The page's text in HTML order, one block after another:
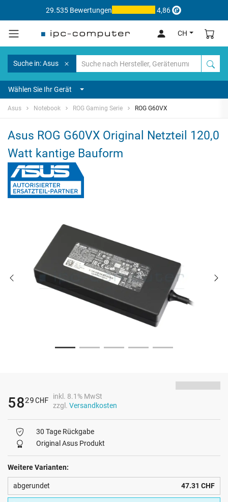
29.535 Bewertungen 4,86
CH
Suche in: Asus
Wählen Sie Ihr Gerät
Asus Notebook ROG Gaming Serie ROG G60VX
Asus ROG G60VX Original Netzteil 120,0
Watt kantige Bauform
5829CHF
inkl. 8.1% MwSt
zzgl. Versandkosten
30 Tage Rückgabe
Original Asus Produkt
Weitere Varianten:
abgerundet 47.31 CHF